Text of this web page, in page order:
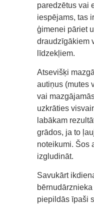
paredzētus vai
iespējams, tas
ģimenei pāriet
draudzīgākiem
līdzekļiem.
Atsevišķi
autiņus (mutes
vai
uzkrāties
labākam
grādos, ja to
noteikumi. Šos
izgludināt.
Savukārt
piepildās īpaši